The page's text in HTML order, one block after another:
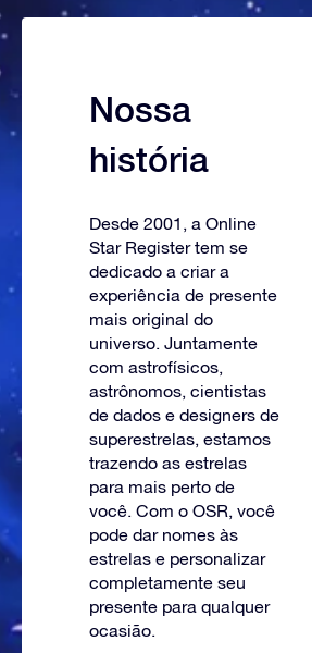
Nossa
história
Desde 2001, a Online
Star Register tem se
dedicado a criar a
experiência de presente
mais original do
universo. Juntamente
com astrofísicos,
astrônomos, cientistas
de dados e designers de
superestrelas, estamos
trazendo as estrelas
para mais perto de
você. Com o OSR, você
pode dar nomes às
estrelas e personalizar
completamente seu
presente para qualquer
ocasião.